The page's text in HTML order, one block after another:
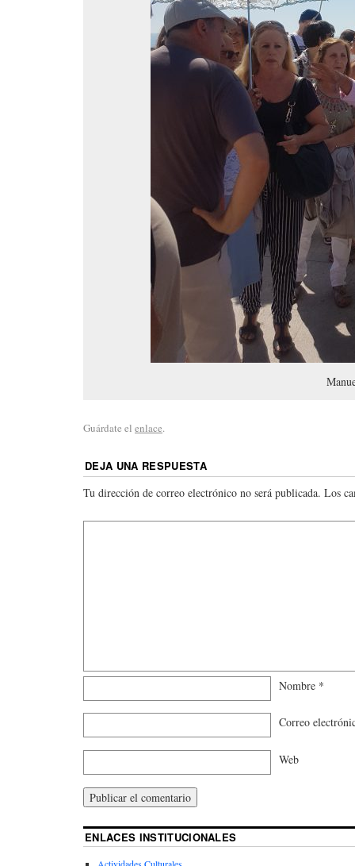
Guárdate el enlace.
DEJA UNA RESPUESTA
Tu dirección de correo electrónico no será publicada. Los
Nombre *
Correo
Web
ENLACES INSTITUCIONALES
Actividades Culturales